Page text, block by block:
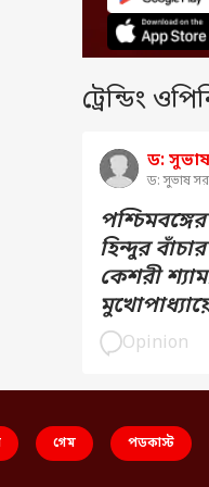
ট্রেন্ডিং
ড:
ড: সুভাষ
হিন্দুর
কেশরী
Opinion
গেম পডকাস্ট